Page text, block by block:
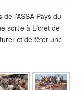
l’ASSA Pays du
sortie à Lloret de
et de fêter une